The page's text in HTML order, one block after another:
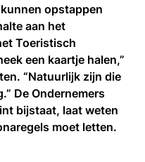
opstappen
aan het
Toeristisch
een kaartje halen,”
“Natuurlijk zijn die
De Ondernemers
bijstaat, laat weten
moet letten.